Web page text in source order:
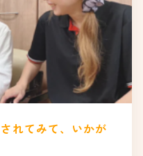
れてみて、いかが